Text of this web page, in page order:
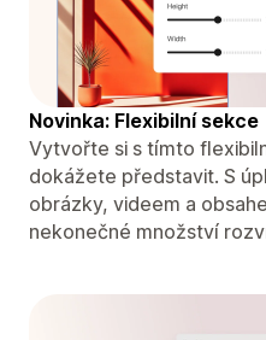
Novinka: Flexibilní sekce
Vytvořte si s tímto
dokážete představit. S
obrázky, videem a
nekonečné množství